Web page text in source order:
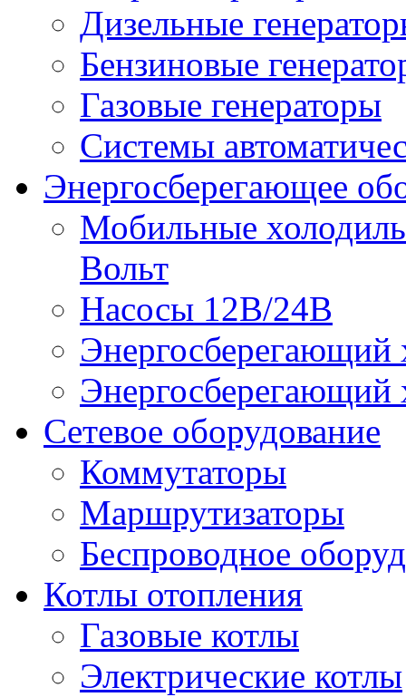
Дизельные
Бензиновые
Газовые генераторы
Системы
Энергосберегающее
Мобильные
Вольт
Насосы 12В/24В
Энергосберегающий
Энергосберегающий
Сетевое оборудование
Коммутаторы
Маршрутизаторы
Беспроводное
Котлы отопления
Газовые котлы
Электрические котлы